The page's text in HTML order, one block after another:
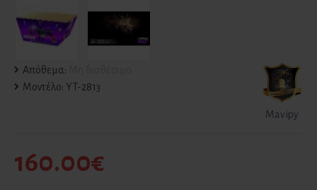
Απόθεμα:
Μοντέλο: YT-2813
Mavipy
160.00€